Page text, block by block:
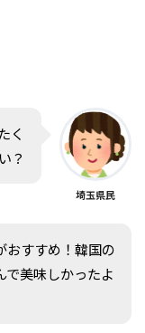
く
？
埼玉県民
おすすめ！韓国の
で美味しかったよ